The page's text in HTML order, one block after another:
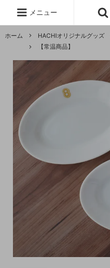
メニュー
ホーム HACHIオリジナルグッズ
【常温商品】